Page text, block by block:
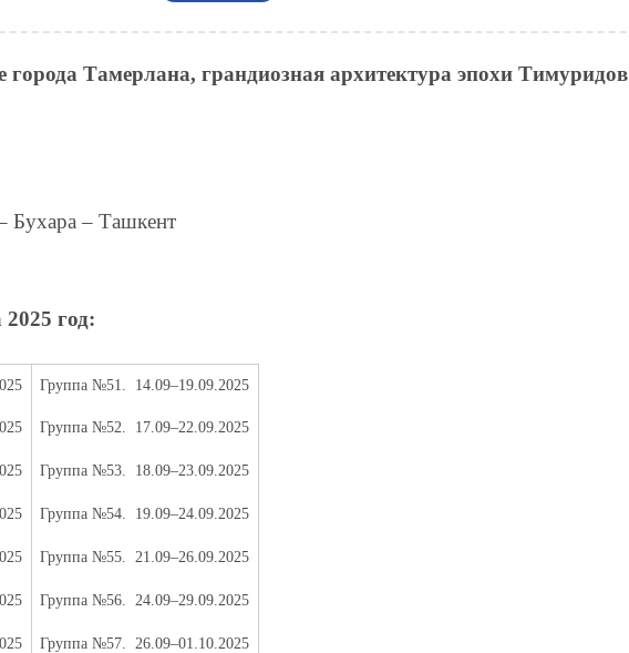
города Тамерлана, грандиозная архитектура эпохи Тимуридов
Бухара – Ташкент
год:
Группа №51. 14.09–19.09.2025
Группа №52. 17.09–22.09.2025
Группа №53. 18.09–23.09.2025
Группа №54. 19.09–24.09.2025
Группа №55. 21.09–26.09.2025
Группа №56. 24.09–29.09.2025
Группа №57. 26.09–01.10.2025